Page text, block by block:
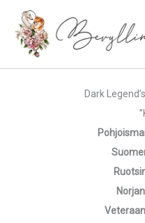
sisältöön
Dark